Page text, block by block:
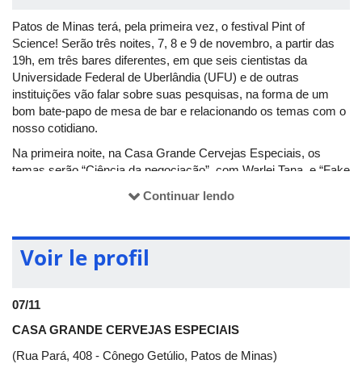
Patos de Minas terá, pela primeira vez, o festival Pint of
Science! Serão três noites, 7, 8 e 9 de novembro, a partir das
19h, em três bares diferentes, em que seis cientistas da
Universidade Federal de Uberlândia (UFU) e de outras
instituições vão falar sobre suas pesquisas, na forma de um
bom bate-papo de mesa de bar e relacionando os temas com o
nosso cotidiano.
Na primeira noite, na Casa Grande Cervejas Especiais, os
temas serão “Ciência da negociação”, com Warlei Tana, e “Fake
segunda noite terá conversas sobre “Química do buteco, no
verdades em alimentos”, com Marieli de Lima. Na noite de
fechamento, os temas serão: “Os exames de sequenciamento
de DNA (genomas e microbiomas) valem a pena? Limitações e
“Plantas transgênicas”, com Aulus Estevão Anjos de Deus
Barbosa. Veja mais detalhes sobre as apresentações na
“Esse evento tem a finalidade de dialogar sobre ciência de
Continuar lendo
Voir le profil
07/11
CASA GRANDE CERVEJAS ESPECIAIS
(Rua Pará, 408 - Cônego Getúlio, Patos de Minas)